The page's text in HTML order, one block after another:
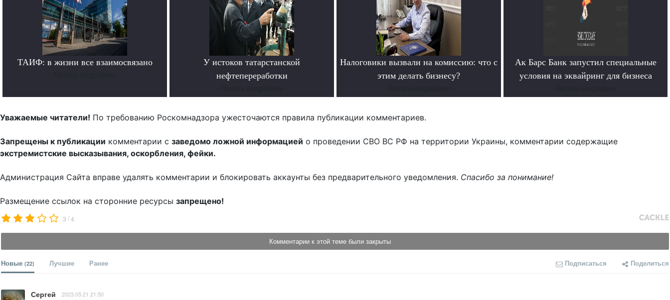
ТАИФ: в жизни все взаимосвязано
У истоков татарстанской
нефтепереработки
Налоговики вызвали на комиссию: что с
этим делать бизнесу?
Ак Барс Банк запустил специальные
условия на эквайринг для бизнеса
Уважаемые читатели! По требованию Роскомнадзора ужесточаются правила публикации комментариев.
Запрещены к публикации комментарии с заведомо ложной информацией о проведении СВО ВС РФ на территории Украины, комментарии содержащие
экстремистские высказывания, оскорбления, фейки.
Администрация Сайта вправе удалять комментарии и блокировать аккаунты без предварительного уведомления. Спасибо за понимание!
Размещение ссылок на сторонние ресурсы запрещено!
3 /4
Комментарии к этой теме были закрыты
Новые (22) Лучшие Ранее Подписаться Поделиться
Сергей 2023.05.21 21:50